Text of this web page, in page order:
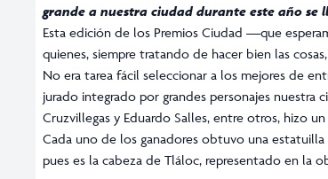
grande a nuestra ciudad durante este año se
Esta edición de los Premios Ciudad —que
quienes, siempre tratando de hacer bien las
No era tarea fácil seleccionar a los mejores de
jurado integrado por grandes personajes nuestra
Cruzvillegas y Eduardo Salles, entre otros, hizo
Cada uno de los ganadores obtuvo una
pues es la cabeza de Tláloc, representado en la